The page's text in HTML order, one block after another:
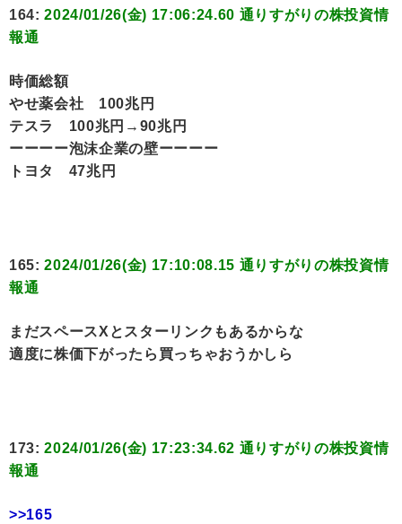
164:2024/01/26(金) 17:06:24.60 通りすがりの株投資情
報通
時価総額
やせ薬会社 100兆円
テスラ 100兆円→90兆円
ーーーー泡沫企業の壁ーーーー
トヨタ 47兆円
165:2024/01/26(金) 17:10:08.15 通りすがりの株投資情
報通
まだスペースXとスターリンクもあるからな
適度に株価下がったら買っちゃおうかしら
173:2024/01/26(金) 17:23:34.62 通りすがりの株投資情
報通
>>165